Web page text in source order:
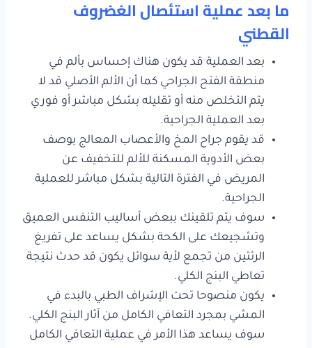
ما بعد عملية استئصال الغضروف
القطني
بعد العملية قد يكون هناك إحساس بألم في
منطقة الفتح الجراحي كما أن الألم الأصلي قد لا
يتم التخلص منه أو تقليله بشكل مباشر أو فوري
بعد العملية الجراحية.
قد يقوم جراح المخ والأعصاب المعالج بوصف
بعض الأدوية المسكنة للألم للتخفيف عن
المريض في الفترة التالية بشكل مباشر للعملية
الجراحية.
سوف يتم تلقينك ببعض أساليب التنفس العميق
وتشجيعك على الكحة بشكل يساعد على تفريغ
الرئتين من تجمع لأية سوائل يكون قد حدث نتيجة
تعاطي البنج الكلي.
يكون منصوحا تحت الإشراف الطبي بالبدء في
المشي بمجرد التعافي الكامل من آثار البنج الكلي.
سوف يساعد هذا الأمر في عملية التعافي الكامل